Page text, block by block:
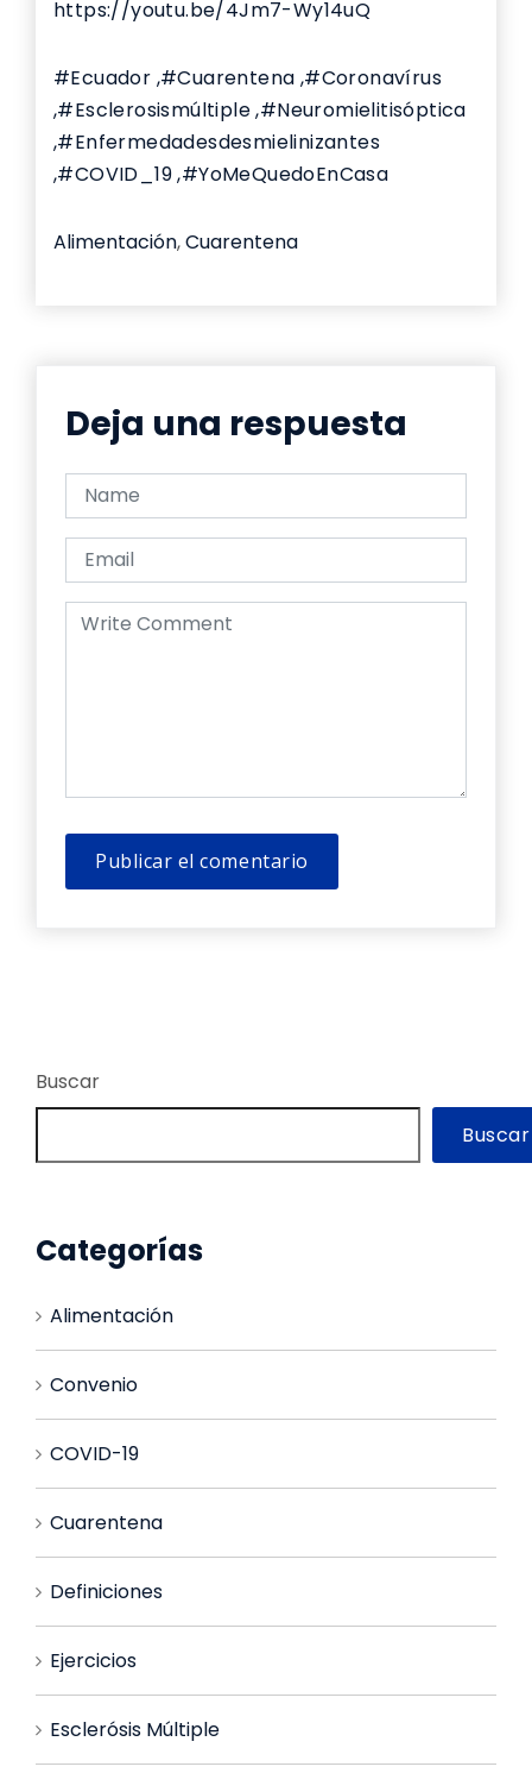
https://youtu.be/4Jm7-Wy14uQ
#Ecuador ,#Cuarentena ,#Coronavírus
,#Esclerosismúltiple,#Neuromielitisóptica
,#Enfermedadesdesmielinizantes
,#COVID_19,#YoMeQuedoEnCasa
Alimentación,Cuarentena
Deja una respuesta
Buscar
Buscar
Categorías
Alimentación
Convenio
COVID-19
Cuarentena
Definiciones
Ejercicios
Esclerósis Múltiple